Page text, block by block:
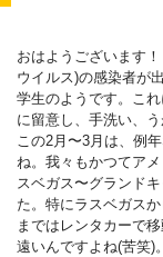
おはようございます！
ウイルス)の感染者が
学生のようです。こ
に留意し、手洗い、
この2月〜3月は、例
ね。我々もかつてア
スベガス〜グランド
た。特にラスベガス
まではレンタカーで
遠いんですよね(苦笑)